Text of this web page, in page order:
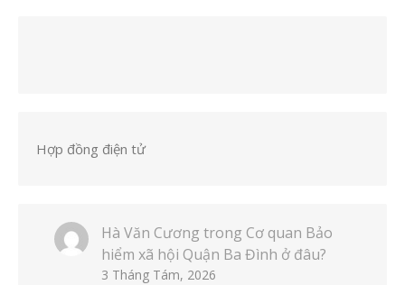
Hợp đồng điện tử
Hà Văn Cương trong Cơ quan Bảo
hiểm xã hội Quận Ba Đình ở đâu?
3 Tháng Tám, 2026